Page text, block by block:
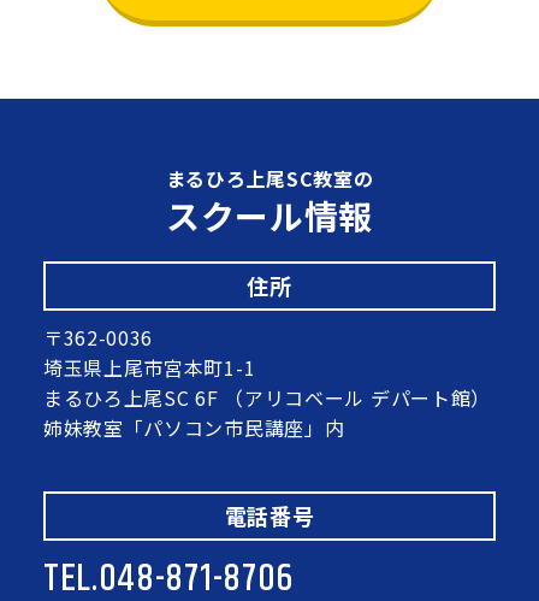
まるひろ上尾SC教室の
スクール情報
住所
〒362-0036
埼玉県上尾市宮本町1-1
まるひろ上尾SC 6F （アリコベール デパート館）
姉妹教室「パソコン市民講座」内
電話番号
TEL.048-871-8706